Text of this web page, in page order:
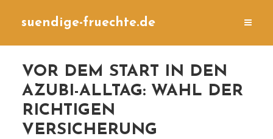
suendige-fruechte.de
VOR DEM START IN DEN
AZUBI-ALLTAG: WAHL DER
RICHTIGEN
VERSICHERUNG